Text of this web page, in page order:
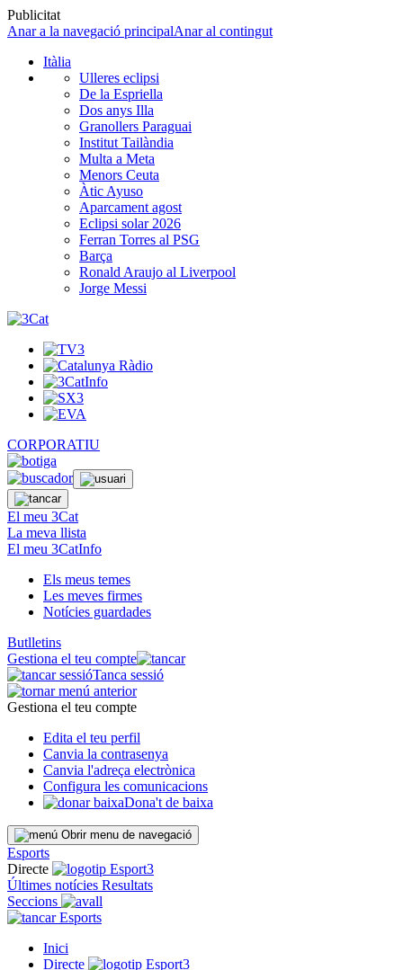
Publicitat
Anar a la navegació principalAnar al contingut
Itàlia
Ulleres eclipsi
De la Espriella
Dos anys Illa
Granollers Paraguai
Institut Tailàndia
Multa a Meta
Menors Ceuta
Àtic Ayuso
Aparcament agost
Eclipsi solar 2026
Ferran Torres al PSG
Barça
Ronald Araujo al Liverpool
Jorge Messi
CORPORATIU
El meu 3Cat
La meva llista
El meu 3CatInfo
Els meus temes
Les meves firmes
Notícies guardades
Butlletins
Gestiona el teu compte
Tanca sessió
Gestiona el teu compte
Edita el teu perfil
Canvia la contrasenya
Canvia l'adreça electrònica
Configura les comunicacions
Dona't de baixa
Obrir menu de navegació
Esports
Directe
Últimes notícies Resultats
Seccions
Esports
Inici
Directe